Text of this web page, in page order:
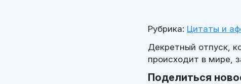
Рубрика: Цитаты и
Декретный отпуск,
происходит в мире,
Поделиться